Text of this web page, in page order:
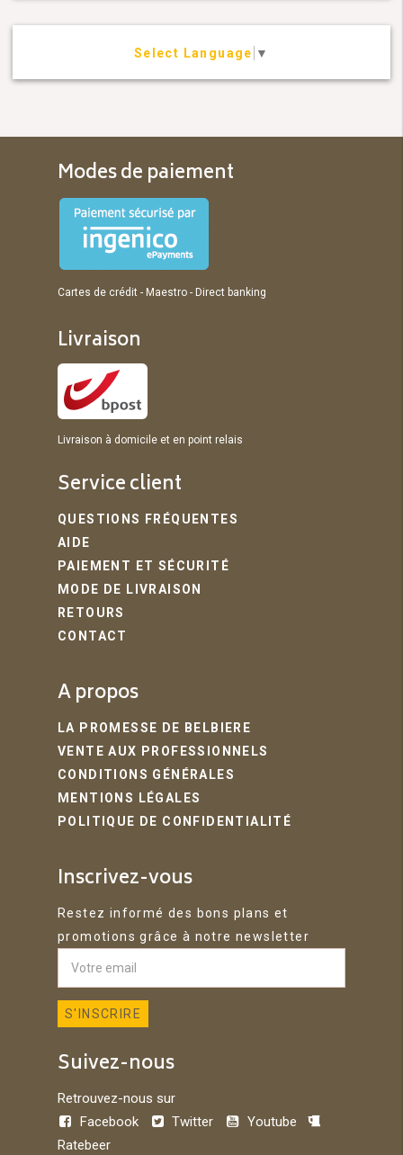
Select Language ▼
Modes de paiement
Cartes de crédit - Maestro - Direct banking
Livraison
Livraison à domicile et en point relais
Service client
QUESTIONS FRÉQUENTES
AIDE
PAIEMENT ET SÉCURITÉ
MODE DE LIVRAISON
RETOURS
CONTACT
A propos
LA PROMESSE DE BELBIERE
VENTE AUX PROFESSIONNELS
CONDITIONS GÉNÉRALES
MENTIONS LÉGALES
POLITIQUE DE CONFIDENTIALITÉ
Inscrivez-vous
Restez informé des bons plans et
promotions grâce à notre newsletter
Suivez-nous
Retrouvez-nous sur
Facebook
Twitter
Youtube
Ratebeer